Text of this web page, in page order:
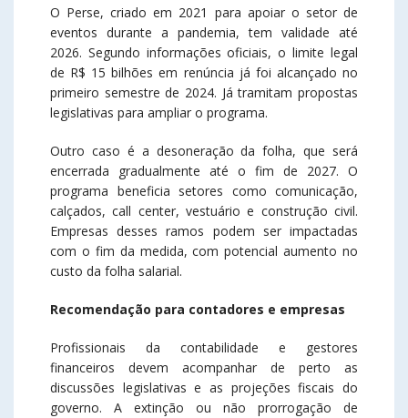
O Perse, criado em 2021 para apoiar o setor de
eventos durante a pandemia, tem validade até
2026. Segundo informações oficiais, o limite legal
de R$ 15 bilhões em renúncia já foi alcançado no
primeiro semestre de 2024. Já tramitam propostas
legislativas para ampliar o programa.
Outro caso é a desoneração da folha, que será
encerrada gradualmente até o fim de 2027. O
programa beneficia setores como comunicação,
calçados, call center, vestuário e construção civil.
Empresas desses ramos podem ser impactadas
com o fim da medida, com potencial aumento no
custo da folha salarial.
Recomendação para contadores e empresas
Profissionais da contabilidade e gestores
financeiros devem acompanhar de perto as
discussões legislativas e as projeções fiscais do
governo. A extinção ou não prorrogação de